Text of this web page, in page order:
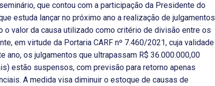
que contou com a participação da Presidente do
estuda lançar no próximo ano a realização de julgamentos
o valor da causa utilizado como critério de divisão entre os
em virtude da Portaria CARF nº 7.460/2021, cuja validade
ano, os julgamentos que ultrapassam R$ 36.000.000,00
estão suspensos, com previsão para retorno apenas
A medida visa diminuir o estoque de causas de